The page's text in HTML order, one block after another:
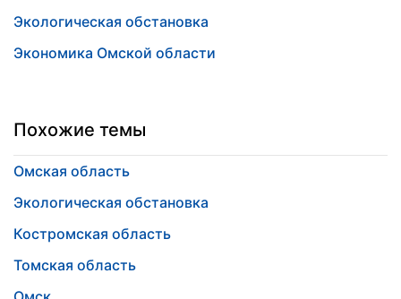
Экологическая обстановка
Экономика Омской области
Похожие темы
Омская область
Экологическая обстановка
Костромская область
Томская область